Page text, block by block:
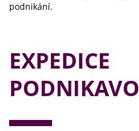
podnikání.
EXPEDICE